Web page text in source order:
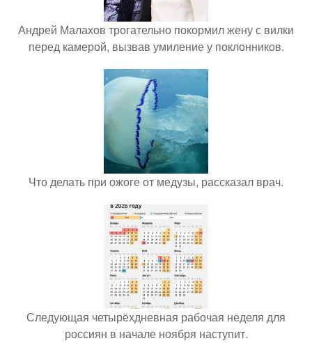
Андрей Малахов трогательно покормил жену с вилки
перед камерой, вызвав умиление у поклонников.
Что делать при ожоге от медузы, рассказал врач.
Следующая четырёхдневная рабочая неделя для
россиян в начале ноября наступит.